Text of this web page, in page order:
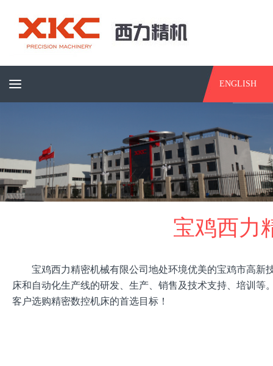
ENGLISH
宝鸡西力
宝鸡西力精密机械有限公司地处环境优美的宝鸡市高新
床和自动化生产线的研发、生产、销售及技术支持、培训
客户选购精密数控机床的首选目标！